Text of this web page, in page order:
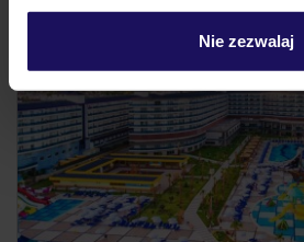
Nie zezwalaj
5% ZALICZKI ZIMA 2026/27